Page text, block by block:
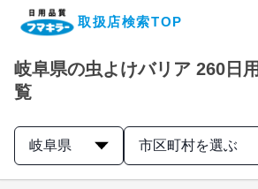
取扱店検索TOP
企業・IR情報サイト
製品情報サイト
岐阜県の虫よけバリア 260日
覧
岐阜県 市区町村を選ぶ